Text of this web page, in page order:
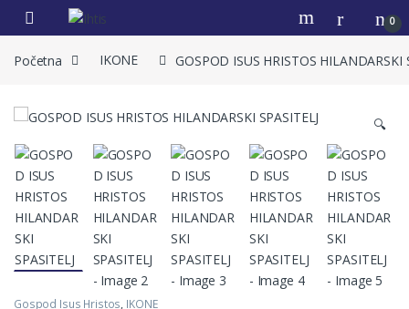
0
Početna IKONE GOSPOD ISUS HRISTOS HILANDARSKI
🔍
Gospod Isus Hristos, IKONE